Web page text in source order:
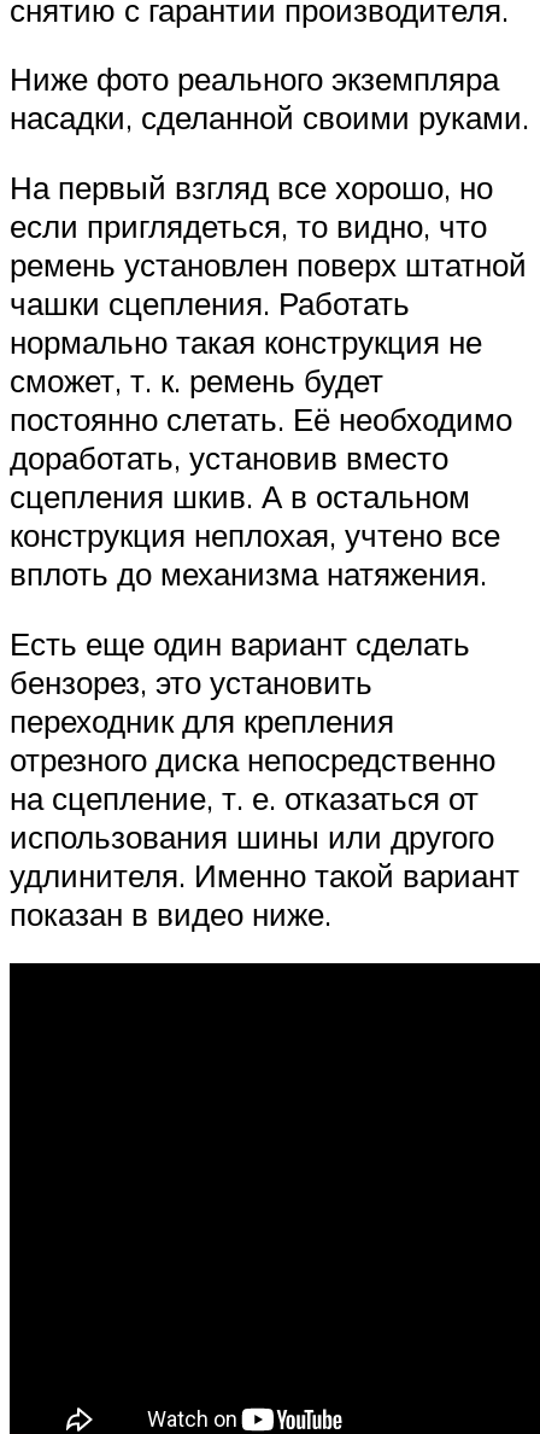
снятию с гарантии производителя.
Ниже фото реального экземпляра
насадки, сделанной своими руками.
На первый взгляд все хорошо, но
если приглядеться, то видно, что
ремень установлен поверх штатной
чашки сцепления. Работать
нормально такая конструкция не
сможет, т. к. ремень будет
постоянно слетать. Её необходимо
доработать, установив вместо
сцепления шкив. А в остальном
конструкция неплохая, учтено все
вплоть до механизма натяжения.
Есть еще один вариант сделать
бензорез, это установить
переходник для крепления
отрезного диска непосредственно
на сцепление, т. е. отказаться от
использования шины или другого
удлинителя. Именно такой вариант
показан в видео ниже.